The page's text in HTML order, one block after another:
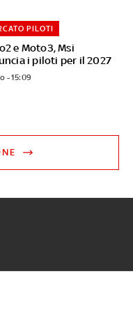
e Moto3, Msi
i piloti per il 2027
PILOTI
- 15:09